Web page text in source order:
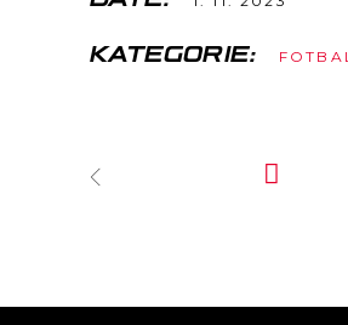
KATEGORIE: FOTBAL